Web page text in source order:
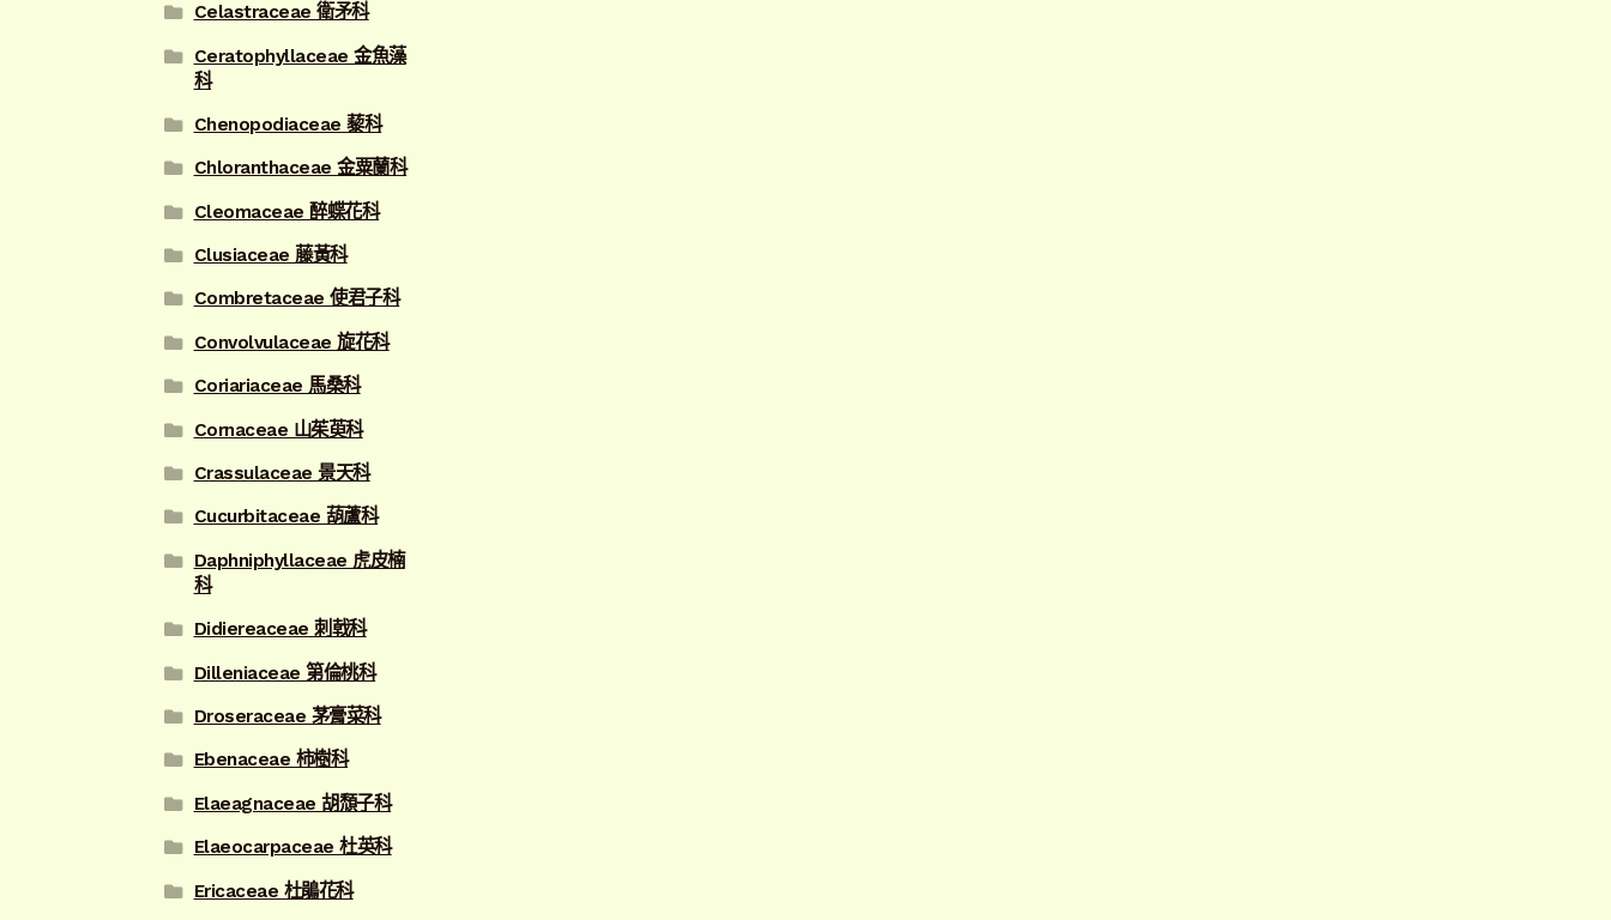
Celastraceae 衛矛科
Ceratophyllaceae 金魚藻
科
Chenopodiaceae 藜科
Chloranthaceae 金粟蘭科
Cleomaceae 醉蝶花科
Clusiaceae 藤黃科
Combretaceae 使君子科
Convolvulaceae 旋花科
Coriariaceae 馬桑科
Cornaceae 山茱萸科
Crassulaceae 景天科
Cucurbitaceae 葫蘆科
Daphniphyllaceae 虎皮楠
科
Didiereaceae 刺戟科
Dilleniaceae 第倫桃科
Droseraceae 茅膏菜科
Ebenaceae 柿樹科
Elaeagnaceae 胡頹子科
Elaeocarpaceae 杜英科
Ericaceae 杜鵑花科